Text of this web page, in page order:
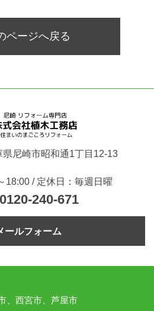
ページへ戻る
尼崎市昭和通1丁目12-13
/ 定休日：毎週日曜
0120-240-671
ールフォーム
、西宮市、芦屋市